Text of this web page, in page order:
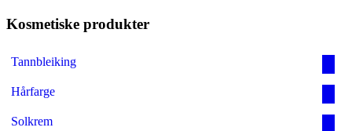
Kosmetiske produkter
Tannbleiking
Hårfarge
Solkrem